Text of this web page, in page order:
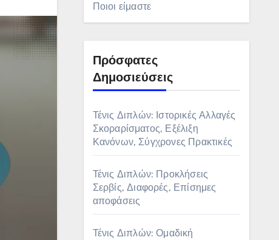
Ποιοι είμαστε
Πρόσφατες
Δημοσιεύσεις
Τένις Διπλών: Ιστορικές Αλλαγές
Σκοραρίσματος, Εξέλιξη
Κανόνων, Σύγχρονες Πρακτικές
Τένις Διπλών: Προκλήσεις
Σερβίς, Διαφορές, Επίσημες
αποφάσεις
Τένις Διπλών: Ομαδική